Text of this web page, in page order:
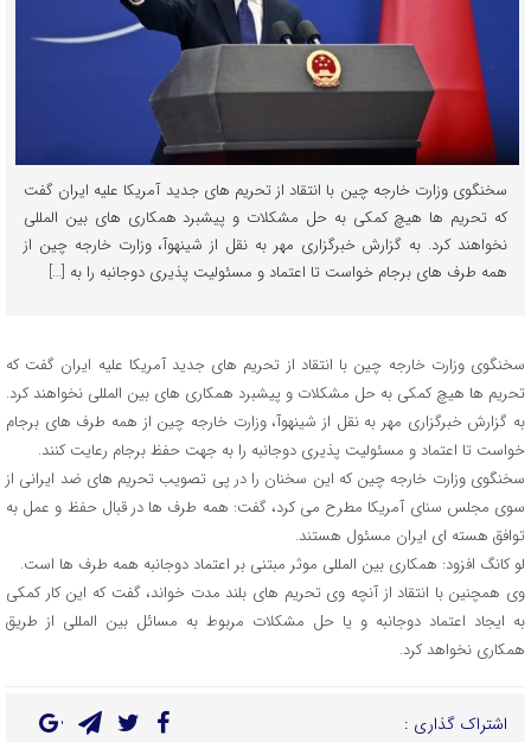
سخنگوی وزارت خارجه چین با انتقاد از تحریم های جدید آمریکا علیه ایران گفت
که تحریم ها هیچ کمکی به حل مشکلات و پیشبرد همکاری های بین المللی
نخواهند کرد. به گزارش خبرگزاری مهر به نقل از شینهوآ، وزارت خارجه چین از
همه طرف های برجام خواست تا اعتماد و مسئولیت پذیری دوجانبه را به […]
سخنگوی وزارت خارجه چین با انتقاد از تحریم های جدید آمریکا علیه ایران گفت که
تحریم ها هیچ کمکی به حل مشکلات و پیشبرد همکاری های بین المللی نخواهند کرد.
به گزارش خبرگزاری مهر به نقل از شینهوآ، وزارت خارجه چین از همه طرف های برجام
خواست تا اعتماد و مسئولیت پذیری دوجانبه را به جهت حفظ برجام رعایت کنند.
سخنگوی وزارت خارجه چین که این سخنان را در پی تصویب تحریم های ضد ایرانی از
سوی مجلس سنای آمریکا مطرح می کرد، گفت: همه طرف ها در قبال حفظ و عمل به
توافق هسته ای ایران مسئول هستند.
لو کانگ افزود: همکاری بین المللی موثر مبتنی بر اعتماد دوجانبه همه طرف ها است.
وی همچنین با انتقاد از آنچه وی تحریم های بلند مدت خواند، گفت که این کار کمکی
به ایجاد اعتماد دوجانبه و یا حل مشکلات مربوط به مسائل بین المللی از طریق
همکاری نخواهد کرد.
اشتراک گذاری :